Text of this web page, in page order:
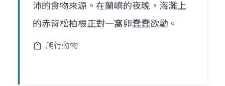
沛的食物來源。在蘭嶼的夜晚，海灘上
的赤背松柏根正對一窩卵蠢蠢欲動。
爬行動物